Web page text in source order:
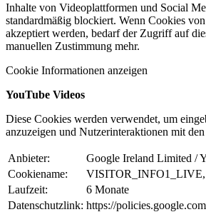
Inhalte von Videoplattformen und Social
standardmäßig blockiert. Wenn Cookies
akzeptiert werden, bedarf der Zugriff auf
manuellen Zustimmung mehr.
Cookie Informationen anzeigen
YouTube Videos
Diese Cookies werden verwendet, um
anzuzeigen und Nutzerinteraktionen mit
Anbieter:
Google Ireland Limited /
Cookiename:
VISITOR_INFO1_LIVE,
Laufzeit:
6 Monate
Datenschutzlink: https://